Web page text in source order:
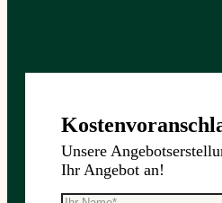
Unsere
Ihr Angebot an!